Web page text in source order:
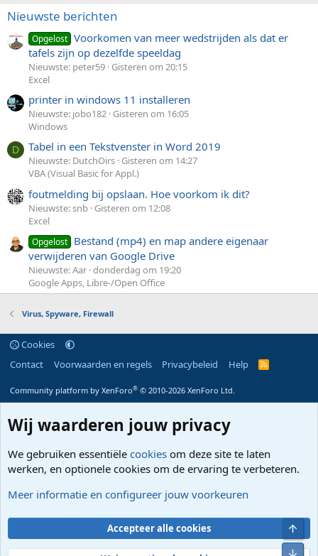
Nieuwste berichten
Opgelost Voorkomen van meer wedstrijden als dat er
tafels zijn op dezelfde speeldag
Nieuwste: peter59 Gisteren om 20:15
Excel
printer in windows 11 installeren
Nieuwste: jobo182 Gisteren om 16:05
Windows
D Tabel in een Tekstvenster in Word 2019
Nieuwste: DutchOirs Gisteren om 14:27
VBA (Visual Basic for Appl.)
foutmelding bij opslaan. Hoe voorkom ik dit?
Nieuwste: snb Gisteren om 12:08
Excel
Opgelost Bestand (mp4) en map andere eigenaar
verwijderen van Google Drive
Nieuwste: Aar donderdag om 19:20
Google Apps, Libre-/Open Office
Virus, Spyware, Firewall
Cookies
Contact
Voorwaarden en regels Privacybeleid Help
R
Community platform by XenForo® © 2010-2026 XenForo Ltd.
Wij waarderen jouw privacy
We gebruiken essentiële cookies om deze site te laten
werken, en optionele cookies om de ervaring te verbeteren.
Meer informatie en configureer jouw voorkeuren
Accepteer alle cookies